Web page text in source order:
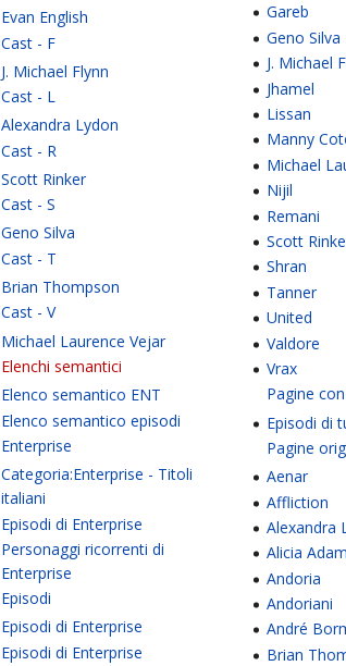
Evan English
Cast - F
J. Michael Flynn
Cast - L
Alexandra Lydon
Cast - R
Scott Rinker
Cast - S
Geno Silva
Cast - T
Brian Thompson
Cast - V
Michael Laurence Vejar
Elenchi semantici
Elenco semantico ENT
Elenco semantico episodi
Enterprise
Categoria:Enterprise - Titoli
italiani
Episodi di Enterprise
Personaggi ricorrenti di
Enterprise
Episodi
Episodi di Enterprise
Episodi di Enterprise
Gareb
Geno Silva
J. Michael
Jhamel
Lissan
Manny
Michael
Nijil
Remani
Scott
Shran
Tanner
United
Valdore
Vrax
Pagine
Episodi di
Pagine
Aenar
Affliction
Alexandra
Alicia
Andoria
Andoriani
André
Brian